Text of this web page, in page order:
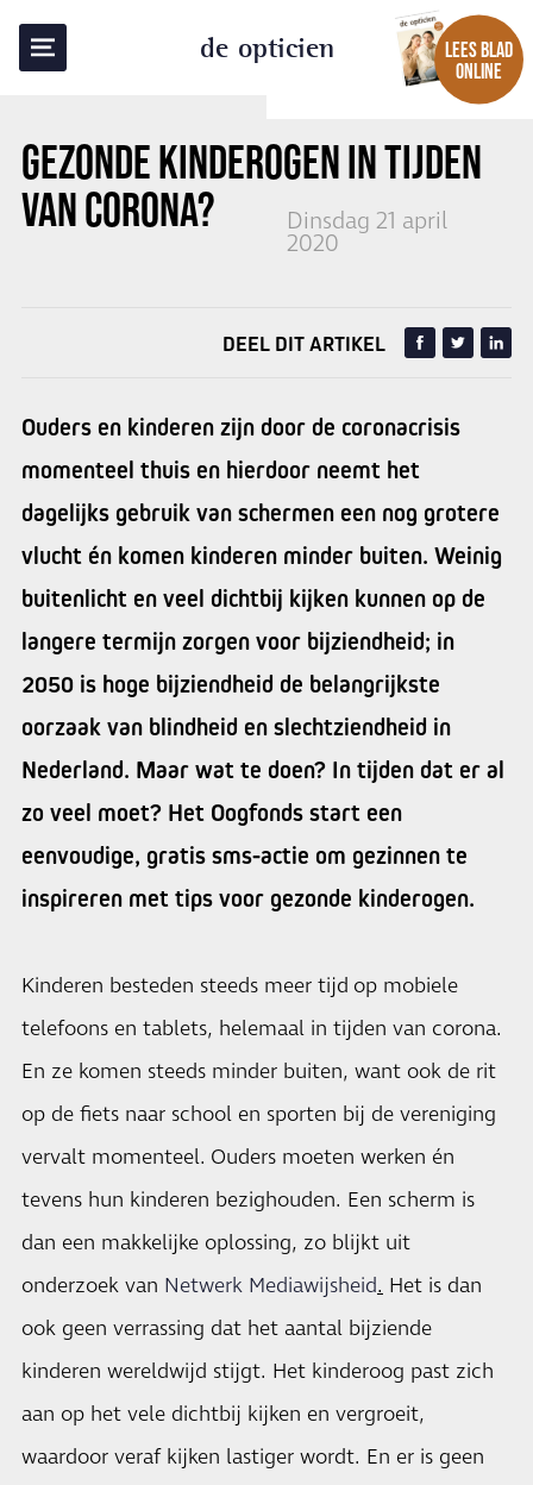
de opticien
LEES BLAD
ONLINE
GEZONDE KINDEROGEN IN TIJDEN
VAN CORONA?
Dinsdag 21 april
2020
TERUG NAAR OVERZICHT
DEEL DIT ARTIKEL
Ouders en kinderen zijn door de coronacrisis
momenteel thuis en hierdoor neemt het
dagelijks gebruik van schermen een nog grotere
vlucht én komen kinderen minder buiten. Weinig
buitenlicht en veel dichtbij kijken kunnen op de
langere termijn zorgen voor bijziendheid; in
2050 is hoge bijziendheid de belangrijkste
oorzaak van blindheid en slechtziendheid in
Nederland. Maar wat te doen? In tijden dat er al
zo veel moet? Het Oogfonds start een
eenvoudige, gratis sms-actie om gezinnen te
inspireren met tips voor gezonde kinderogen.
Kinderen besteden steeds meer tijd op mobiele
telefoons en tablets, helemaal in tijden van corona.
En ze komen steeds minder buiten, want ook de rit
op de fiets naar school en sporten bij de vereniging
vervalt momenteel. Ouders moeten werken én
tevens hun kinderen bezighouden. Een scherm is
dan een makkelijke oplossing, zo blijkt uit
onderzoek van Netwerk Mediawijsheid. Het is dan
ook geen verrassing dat het aantal bijziende
kinderen wereldwijd stijgt. Het kinderoog past zich
aan op het vele dichtbij kijken en vergroeit,
waardoor veraf kijken lastiger wordt. En er is geen